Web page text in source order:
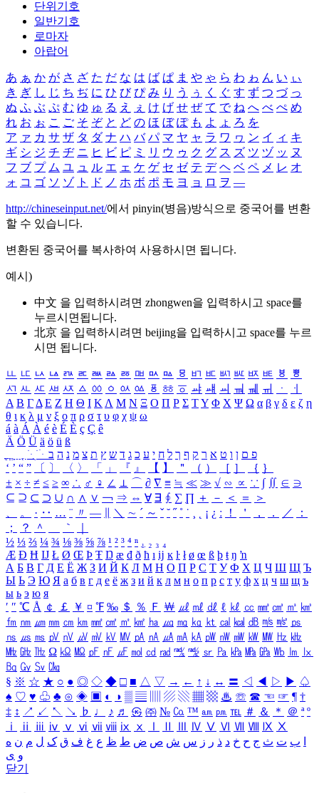
단위기호
일반기호
로마자
아랍어
あ ぁ か が さ ざ た だ な は ば ぱ ま や ゃ ら わ ゎ ん い ぃ
き ぎ し じ ち ぢ に ひ び ぴ み り う ぅ く ぐ す ず つ づ っ
ぬ ふ ぶ ぷ む ゆ ゅ る え ぇ け げ せ ぜ て で ね へ べ ぺ め
れ お ぉ こ ご そ ぞ と ど の ほ ぼ ぽ も よ ょ ろ を
ア ァ カ サ ザ タ ダ ナ ハ バ パ マ ヤ ャ ラ ワ ヮ ン イ ィ キ
ギ シ ジ チ ヂ ニ ヒ ビ ピ ミ リ ウ ゥ ク グ ス ズ ツ ヅ ッ ヌ
フ ブ プ ム ユ ュ ル エ ェ ケ ゲ セ ゼ テ デ ヘ ベ ペ メ レ オ
ォ コ ゴ ソ ゾ ト ド ノ ホ ボ ポ モ ヨ ョ ロ ヲ ―
http://chineseinput.net/에서 pinyin(병음)방식으로 중국어를 변환
할 수 있습니다.
변환된 중국어를 복사하여 사용하시면 됩니다.
예시)
中文 을 입력하시려면 zhongwen을 입력하시고 space를
누르시면됩니다.
北京 을 입력하시려면 beijing을 입력하시고 space를 누르
시면 됩니다.
ㅥ ㅦ ㅧ ㅨ ㅩ ㅪ ㅫ ㅬ ㅭ ㅮ ㅯ ㅰ ㅱ ㅲ ㅳ ㅴ ㅵ ㅶ ㅷ ㅸ
ㅹ
ㅺ ㅻ ㅼ ㅽ ㅾ ㅿ ㆀ ㆁ ㆂ ㆃ ㆄ ㆅ ㆆ ㆇ ㆈ ㆉ ㆊ ㆋ ㆌ ㆍ
ㆎ
Α Β ΓΔ Ε Ζ Η Θ Ι ΚΛ Μ Ν Ξ Ο Π Ρ Σ ΤΥ Φ Χ Ψ Ω α β γ δ ε ζ η
θ ι κ λ μ ν ξ ο π ρ σ τ υ φ χ ψ ω
á à Á À é è É È ç Ç ê
Ä Ö Ü ä ö ü ß
ִֶֹ ֻּ ׁׂ פ ם ן ו ט א ר ק ף ך ל ח י ע כ ג ד ש ץ ת צ מ נ ה ב
‘ ’ “ ” 〔 〕 〈 〉 「 」 『 』 【 】 ＂ （ ） ［ ］ ｛ ｝
± × ÷ ≠ ≤ ≥ ∞ ∴ ♂ ♀ ∠ ⊥ ⌒ ∂ ∇ ≡ ≒ ≪ ≫ √ ∽ ∝ ∵ ∫ ∬ ∈ ∋
⊆ ⊇ ⊂ ⊃ ∪ ∩ ∧ ∨ ￢ ⇒ ⇔ ∀ ∃ ∮ ∑ ∏ ＋ － ＜ ＝
＞
、
。 · ‥ … ¨ 〃 ― ＼ ∼ ´ ～ ˇ ˘ ˝ ˚ ˙ ¸ ¡ ¿ ː ！ ＇ ， ． ／
：
；
？ ＾ ｀
½ ⅓ ⅔ ¼ ¾ ⅛ ⅜ ⅝ ⅞ ¹ ² ³ ⁴ ⁿ ₁ ₂ ₃ ₄
Æ Ð Ħ Ĳ Ł Ø Œ Þ Ŧ Ŋ æ đ ð ħ ı ĳ ĸ ŀ ł ø œ ß þ ŧ ŋ ŉ
А Б В Г Д Е Ё Ж З И Й К Л М Н О П Р С Т У Ф Х Ц Ч Ш Щ Ъ
Ы Ь Э Ю Я а б в г д е ё ж з и й к л м н о п р с т у ф х ц ч ш щ ъ
ы ь э ю я
′ ″ ℃ Å ￠ ￡ ￥ ¤ ℉ ‰ ＄ ％ Ｆ ￦ ㎕ ㎖ ㎗ ℓ ㎘ ㏄ ㎣ ㎤ ㎥ ㎦
㎙ ㎚ ㎛ ㎜ ㎝ ㎞ ㎟ ㎠ ㎡ ㎢ ㏊ ㎍ ㎎ ㎏ ㏏ ㎈ ㎉ ㏈ ㎧ ㎨ ㎰
㎱ ㎲ ㎳ ㎴ ㎵ ㎶ ㎷ ㎸ ㎹ ㎀ ㎁ ㎂ ㎃ ㎄ ㎺ ㎻ ㎽ ㎾ ㎿ ㎐ ㎑
㎒ ㎓ ㎔ Ω ㏀ ㏁ ㎊ ㎋ ㎌ ㏖ ㏅ ㎭ ㎮ ㎯ ㏛ ㎩ ㎪ ㎫ ㎬ ㏝ ㏐
㏓
㏃ ㏉ ㏜ ㏆
§ ※ ☆ ★ ○ ● ◎ ◇ ◆ □ ■ △ ▽ → ← ↑ ↓ ↔ 〓 ◁ ◀ ▷ ▶ ♤
♠ ♡ ♥ ♧ ♣ ⊙ ◈ ▣ ◐ ◑ ▒ ▤ ▨ ▧ ▦ ▩ ♨ ☏ ☎ ☜ ☞ ¶ †
‡ ↕ ↗ ↙ ↖ ↘ ♭ ♩ ♪ ♬ ㉿ ㈜ № ㏇ ™ ㏂ ㏘ ℡ ＃ ＆ ＊ ＠ ª º
ⅰ
ⅱ ⅲ ⅳ ⅴ ⅵ ⅶ ⅷ ⅸ ⅹ Ⅳ Ⅴ Ⅵ Ⅶ Ⅷ Ⅸ Ⅹ
ب ت ث ج ح خ د ذ ر ز س ش ص ض ط ظ ع غ ف ق ک ل م ن ه
و ی
닫기